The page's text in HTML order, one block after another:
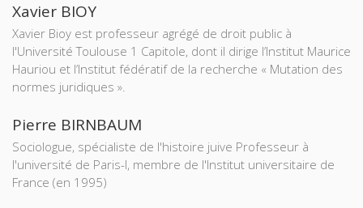
Xavier BIOY
Xavier Bioy est professeur agrégé de droit public à
l'Université Toulouse 1 Capitole, dont il dirige l’Institut Maurice
Hauriou et l’Institut fédératif de la recherche « Mutation des
normes juridiques ».
Pierre BIRNBAUM
Sociologue, spécialiste de l'histoire juive Professeur à
l'université de Paris-I, membre de l'Institut universitaire de
France (en 1995)